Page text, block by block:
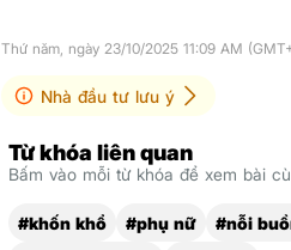
Thứ năm, ngày 23/10/2025 11:09 AM
Nhà đầu tư lưu ý
Từ khóa liên quan
Bấm vào mỗi từ khóa để xem bài
#khốn khổ #phụ nữ #nỗi